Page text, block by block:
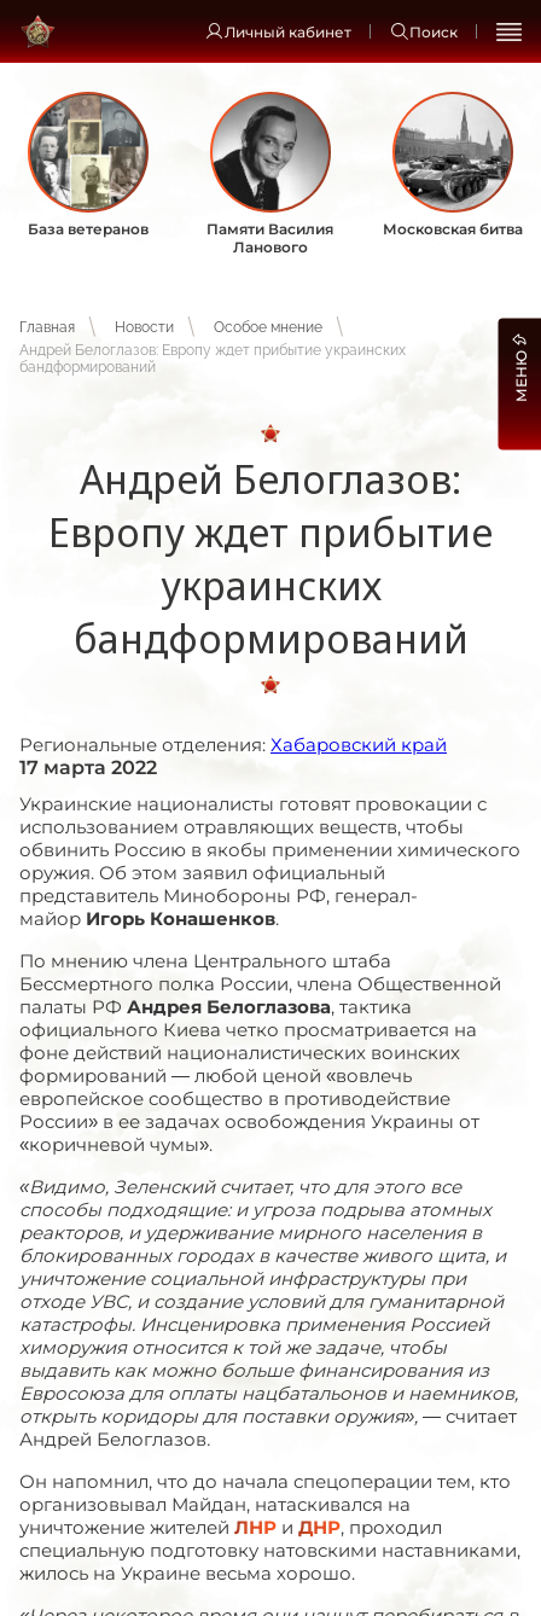
Личный кабинет Поиск
База ветеранов
Памяти Василия
Ланового
Московская битва
Главная Новости
Особое мнение
Андрей Белоглазов: Европу ждет прибытие украинских
бандформирований
Андрей Белоглазов:
Европу ждет прибытие
украинских
бандформирований
Региональные отделения: Хабаровский край
17 марта 2022
Украинские националисты готовят провокации с
использованием отравляющих веществ, чтобы
обвинить Россию в якобы применении химического
оружия. Об этом заявил официальный
представитель Минобороны РФ, генерал-
майор Игорь Конашенков.
По мнению члена Центрального штаба
Бессмертного полка России, члена Общественной
палаты РФ Андрея Белоглазова, тактика
официального Киева четко просматривается на
фоне действий националистических воинских
формирований — любой ценой «вовлечь
европейское сообщество в противодействие
России» в ее задачах освобождения Украины от
«коричневой чумы».
«Видимо, Зеленский считает, что для этого все
способы подходящие: и угроза подрыва атомных
реакторов, и удерживание мирного населения в
блокированных городах в качестве живого щита, и
уничтожение социальной инфраструктуры при
отходе УВС, и создание условий для гуманитарной
катастрофы. Инсценировка применения Россией
химоружия относится к той же задаче, чтобы
выдавить как можно больше финансирования из
Евросоюза для оплаты нацбатальонов и наемников,
открыть коридоры для поставки оружия», — считает
Андрей Белоглазов.
Он напомнил, что до начала спецоперации тем, кто
организовывал Майдан, натаскивался на
уничтожение жителей ЛНР и ДНР, проходил
специальную подготовку натовскими наставниками,
жилось на Украине весьма хорошо.
МЕНЮ